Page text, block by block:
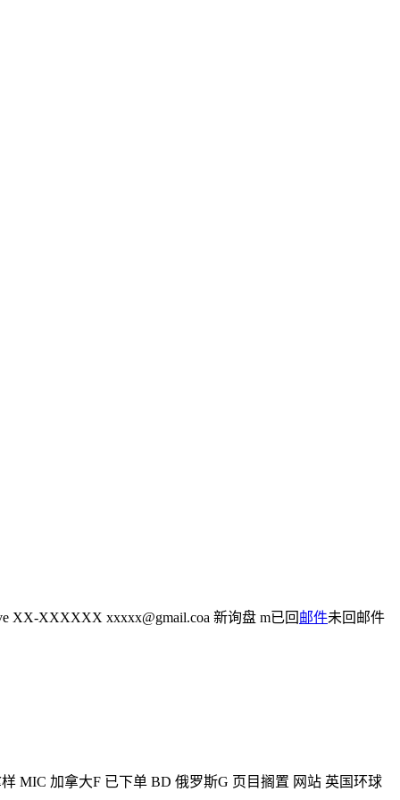
XX-XXXXXX xxxxx@gmail.coa 新询盘 m已回 邮件未回邮件
MIC 加拿大F 已下单 BD 俄罗斯G 页目搁置 网站 英国环球